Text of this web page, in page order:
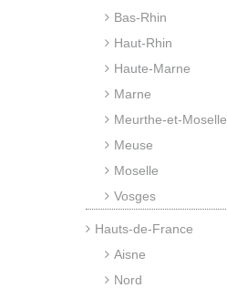
Bas-Rhin
Haut-Rhin
Haute-Marne
Marne
Meurthe-et-Moselle
Meuse
Moselle
Vosges
Hauts-de-France
Aisne
Nord